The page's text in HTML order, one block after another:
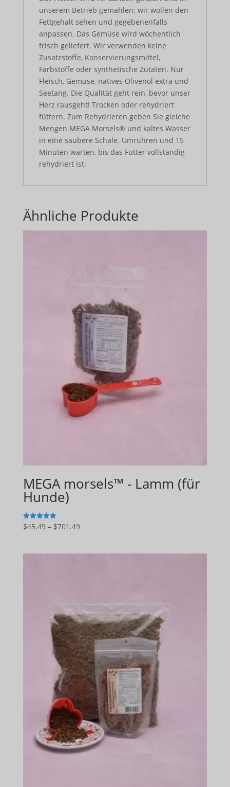
unserem Betrieb gemahlen; wir wollen den
Fettgehalt sehen und gegebenenfalls
anpassen. Das Gemüse wird wöchentlich
frisch geliefert. Wir verwenden keine
Zusatzstoffe, Konservierungsmittel,
Farbstoffe oder synthetische Zutaten. Nur
Fleisch, Gemüse, natives Olivenöl extra und
Seetang. Die Qualität geht rein, bevor unser
Herz rausgeht! Trocken oder rehydriert
füttern. Zum Rehydrieren geben Sie gleiche
Mengen MEGA Morsels® und kaltes Wasser
in eine saubere Schale. Umrühren und 15
Minuten warten, bis das Futter vollständig
rehydriert ist.
Ähnliche Produkte
MEGA morsels™ - Lamm (für
Hunde)
5
von 5
$45.49 – $701.49Preisspanne: